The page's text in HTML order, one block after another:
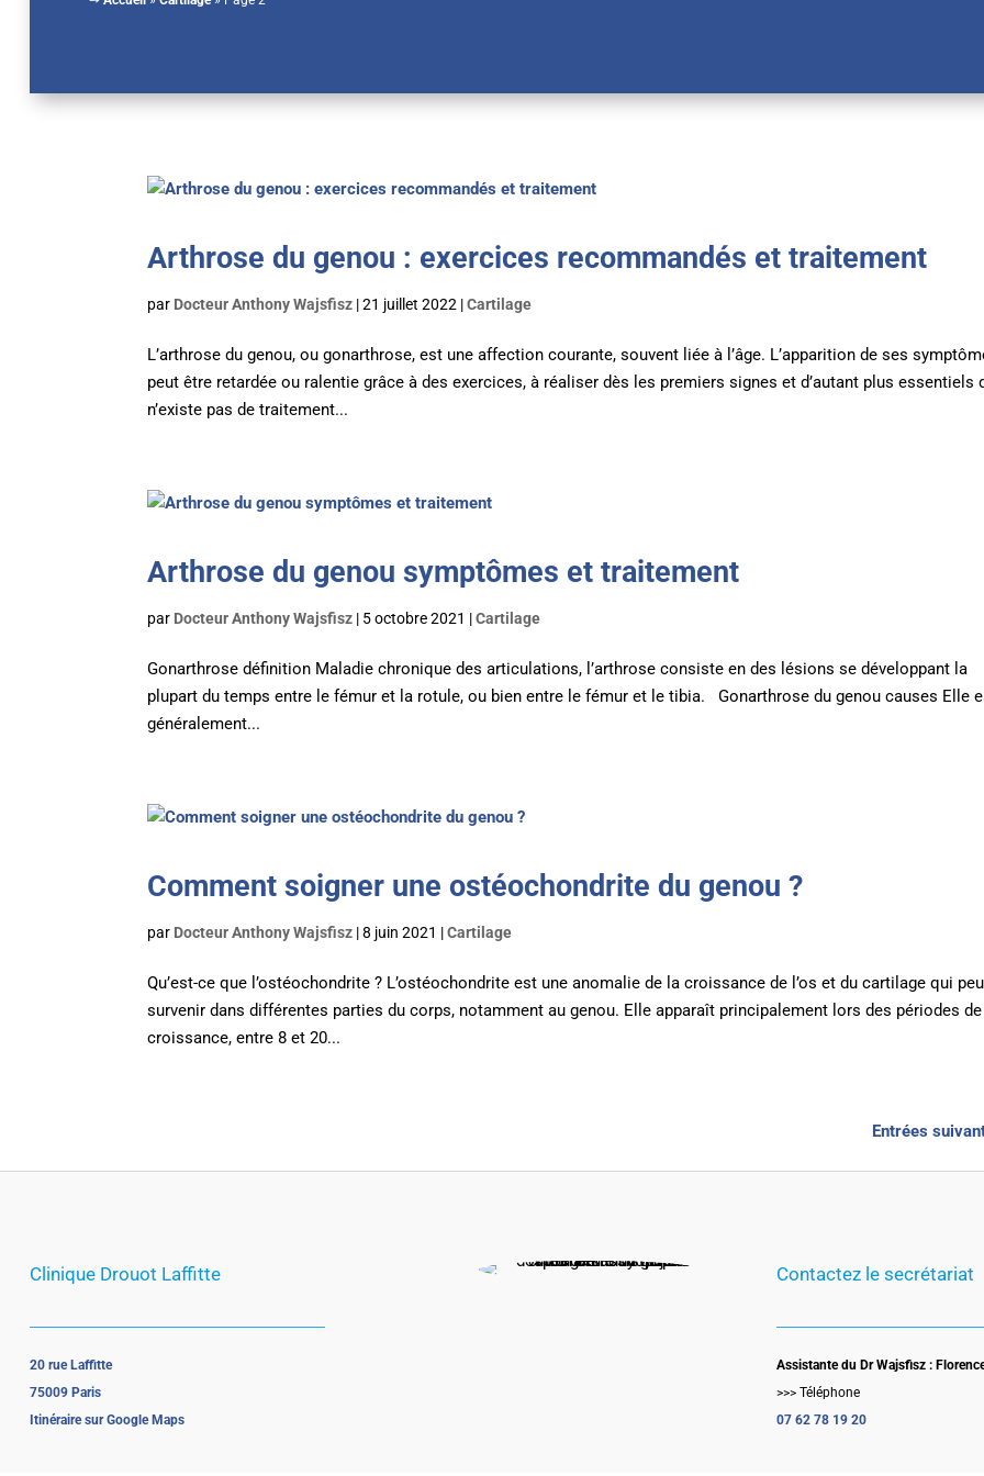
Arthrose du genou : exercices recommandés et traitement
par Docteur Anthony Wajsfisz |21 juillet 2022 |Cartilage
L’arthrose du genou, ou gonarthrose, est une affection courante, souvent liée à l’âge. L’apparition de ses
peut être retardée ou ralentie grâce à des exercices, à réaliser dès les premiers signes et d’autant plus essentiels
n’existe pas de traitement...
Arthrose du genou symptômes et traitement
par Docteur Anthony Wajsfisz | 5 octobre 2021 |Cartilage
Gonarthrose définition Maladie chronique des articulations, l’arthrose consiste en des lésions se développant la
plupart du temps entre le fémur et la rotule, ou bien entre le fémur et le tibia. Gonarthrose du genou causes Elle
généralement...
Comment soigner une ostéochondrite du genou ?
par Docteur Anthony Wajsfisz |8 juin 2021 |Cartilage
Qu’est-ce que l’ostéochondrite ? L’ostéochondrite est une anomalie de la croissance de l’os et du cartilage qui
survenir dans différentes parties du corps, notamment au genou. Elle apparaît principalement lors des périodes de
croissance, entre 8 et 20...
Entrées
Clinique Drouot Laffitte
20 rue Laffitte
75009 Paris
Itinéraire sur Google Maps
Contactez le secrétariat
Assistante du Dr Wajsfisz :
>>> Téléphone
07 62 78 19 20‬